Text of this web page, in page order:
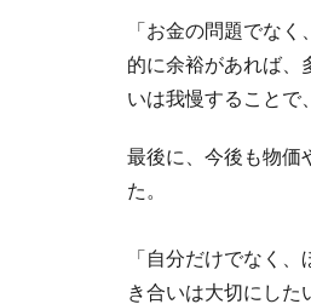
「お金の問題でな
的に余裕があれば、
いは我慢することで
最後に、今後も物価
た。
「自分だけでなく
き合いは大切にした